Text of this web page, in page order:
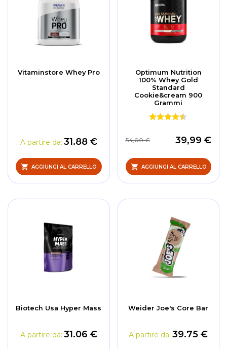
Vitaminstore Whey Pro
A partire da 31.88 €
AGGIUNGI AL CARRELLO
Optimum Nutrition
100% Whey Gold
Standard
Cookie&cream 900
Grammi
39,99 €
54,00 €
AGGIUNGI AL CARRELLO
Biotech Usa Hyper Mass
A partire da 31.06 €
Weider Joe's Core Bar
A partire da 39.75 €